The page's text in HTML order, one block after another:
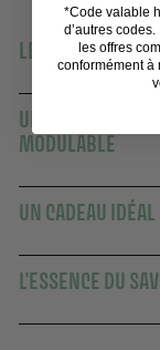
LE PARFUM
UNE EAU DE
MODULABLE
UN CADEAU IDÉAL
L'ESSENCE DU
*Code valable
d’autres
les offres
conformément à